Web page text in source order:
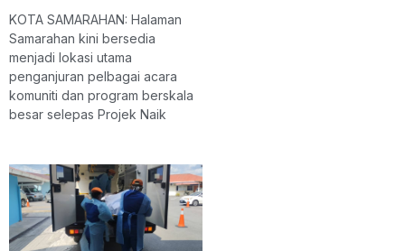
KOTA SAMARAHAN: Halaman
Samarahan kini bersedia
menjadi lokasi utama
penganjuran pelbagai acara
komuniti dan program berskala
besar selepas Projek Naik